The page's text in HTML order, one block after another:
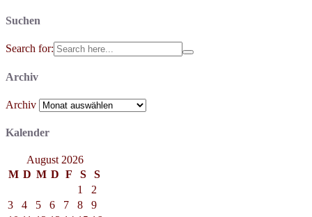
Suchen
Search for:
Archiv
Archiv
Kalender
August 2026
M D M D F S
S
1
2
3
4 5 6 7 8
9